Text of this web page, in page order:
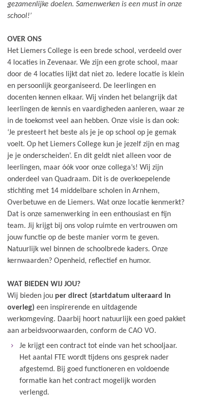
gezamenlijke doelen. Samenwerken is een must in onze
school!’
OVER ONS
Het Liemers College is een brede school, verdeeld over
4 locaties in Zevenaar. We zijn een grote school, maar
door de 4 locaties lijkt dat niet zo. Iedere locatie is klein
en persoonlijk georganiseerd. De leerlingen en
docenten kennen elkaar. Wij vinden het belangrijk dat
leerlingen de kennis en vaardigheden aanleren, waar ze
in de toekomst veel aan hebben. Onze visie is dan ook:
‘Je presteert het beste als je je op school op je gemak
voelt. Op het Liemers College kun je jezelf zijn en mag
je je onderscheiden’. En dit geldt niet alleen voor de
leerlingen, maar óók voor onze collega’s! Wij zijn
onderdeel van Quadraam. Dit is de overkoepelende
stichting met 14 middelbare scholen in Arnhem,
Overbetuwe en de Liemers. Wat onze locatie kenmerkt?
Dat is onze samenwerking in een enthousiast en fijn
team. Jij krijgt bij ons volop ruimte en vertrouwen om
jouw functie op de beste manier vorm te geven.
Natuurlijk wel binnen de schoolbrede kaders. Onze
kernwaarden? Openheid, reflectief en humor.
WAT BIEDEN WIJ JOU?
Wij bieden jou per direct (startdatum uiteraard in
overleg) een inspirerende en uitdagende
werkomgeving. Daarbij hoort natuurlijk een goed pakket
aan arbeidsvoorwaarden, conform de CAO VO.
Je krijgt een contract tot einde van het schooljaar.
Het aantal FTE wordt tijdens ons gesprek nader
afgestemd. Bij goed functioneren en voldoende
formatie kan het contract mogelijk worden
verlengd.